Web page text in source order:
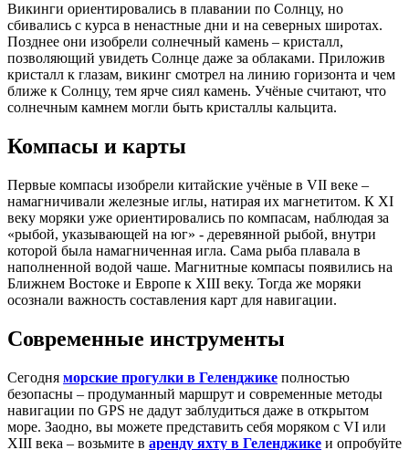
Викинги ориентировались в плавании по Солнцу, но
сбивались с курса в ненастные дни и на северных широтах.
Позднее они изобрели солнечный камень – кристалл,
позволяющий увидеть Солнце даже за облаками. Приложив
кристалл к глазам, викинг смотрел на линию горизонта и чем
ближе к Солнцу, тем ярче сиял камень. Учёные считают, что
солнечным камнем могли быть кристаллы кальцита.
Компасы и карты
Первые компасы изобрели китайские учёные в VII веке –
намагничивали железные иглы, натирая их магнетитом. К XI
веку моряки уже ориентировались по компасам, наблюдая за
«рыбой, указывающей на юг» - деревянной рыбой, внутри
которой была намагниченная игла. Сама рыба плавала в
наполненной водой чаше. Магнитные компасы появились на
Ближнем Востоке и Европе к XIII веку. Тогда же моряки
осознали важность составления карт для навигации.
Современные инструменты
Сегодня морские прогулки в Геленджике полностью
безопасны – продуманный маршрут и современные методы
навигации по GPS не дадут заблудиться даже в открытом
море. Заодно, вы можете представить себя моряком с VI или
XIII века – возьмите в аренду яхту в Геленджике и опробуйте